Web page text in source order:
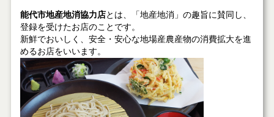
能代市地産地消協力店とは、「地産地消」の趣旨に賛同し、
登録を受けたお店のことです。
新鮮でおいしく、安全・安心な地場産農産物の消費拡大を進
めるお店をいいます。